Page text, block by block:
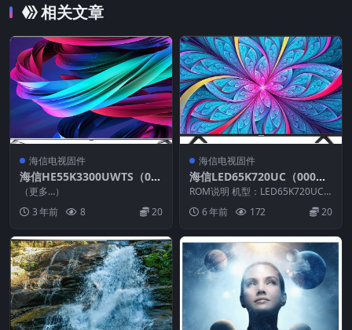
相关文章
海信电视固件
海信HE55K3300UWTS（00
00）BOM1_E007_20160901
_U盘刷机固件
（更多…）
3 年前
8 20
海信电视固件
海信LED65K720UC（000
0）BOM1官方原厂USB刷机
电视固件包
ROM说明 机型：LED65K720UC
固件版本：（0000） BOM：2
样...6 年前 172 20